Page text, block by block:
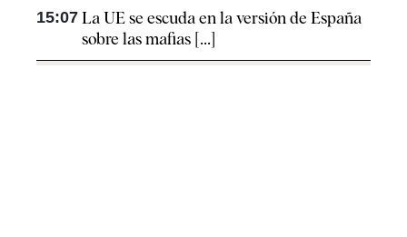
15:07 La UE se escuda en la versión de España
sobre las mafias [...]